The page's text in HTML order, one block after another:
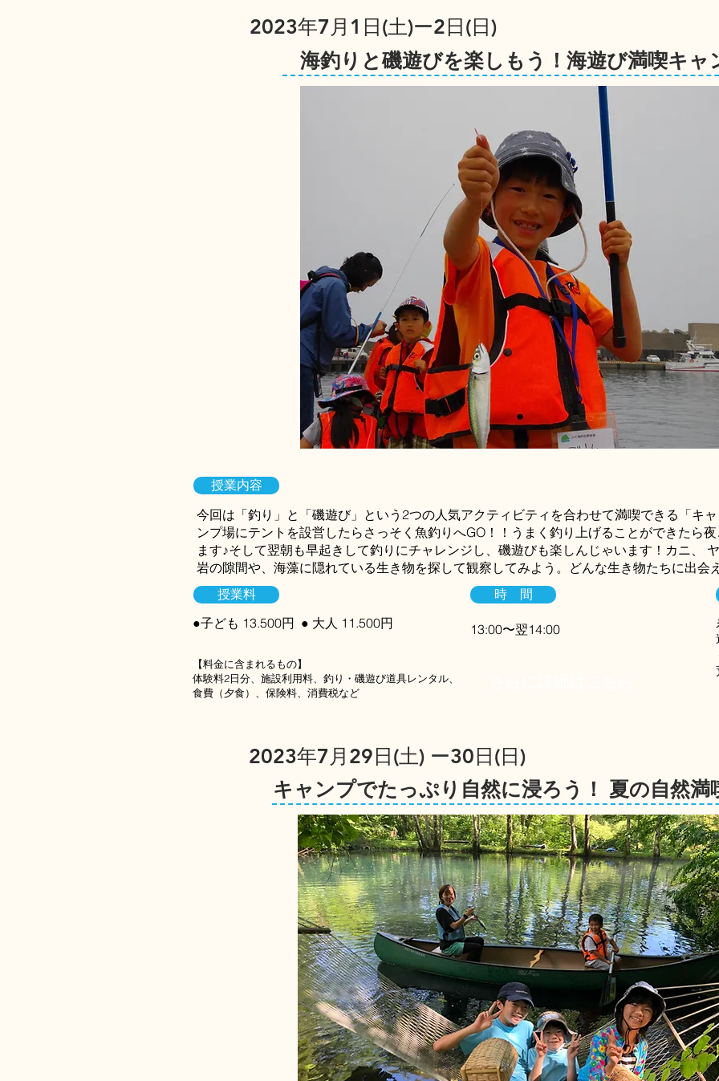
​【料金に含まれるもの】
​体験料2日分、施設利用料、釣り・磯遊び道具レンタル、
食費（夕食）、保険料、消費税など
2023年7月1日(土)ー2日(日)
海釣りと磯遊びを楽しもう！海遊び満喫キャ
授業内容
今回は「釣り」と「磯遊び」という2つの人気アクティビティを合わせて満喫できる「キ
ンプ場にテントを設営したらさっそく魚釣りへGO！！うまく釣り上げることができたら
ます♪そして翌朝も早起きして釣りにチャレンジし、磯遊びも楽しんじゃいます！カニ、
岩の隙間や、海藻に隠れている生き物を探して観察してみよう。どんな生き物たちに出会
授業料
●子ども 13.500円 ● 大人 11.500円
時 間
13:00〜翌14:00
2023年7月29日(土) ー30日(日)
キャンプでたっぷり自然に浸ろう！ 夏の自然満